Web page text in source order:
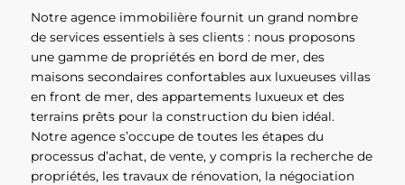
Notre agence immobilière fournit un grand nombre
de services essentiels à ses clients : nous proposons
une gamme de propriétés en bord de mer, des
maisons secondaires confortables aux luxueuses villas
en front de mer, des appartements luxueux et des
terrains prêts pour la construction du bien idéal.
Notre agence s’occupe de toutes les étapes du
processus d’achat, de vente, y compris la recherche de
propriétés, les travaux de rénovation, la négociation